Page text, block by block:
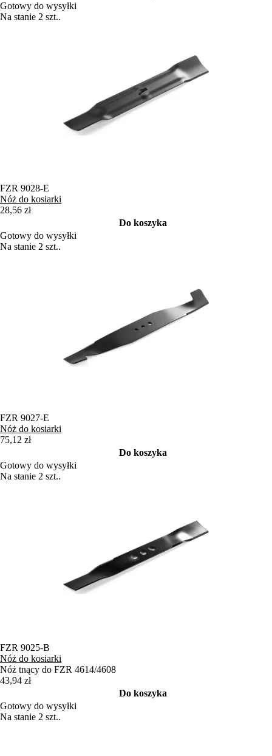
Gotowy do wysyłki
Na stanie 2 szt..
FZR 9028-E
Nóż do kosiarki
28,56 zł
Do koszyka
Gotowy do wysyłki
Na stanie 2 szt..
FZR 9027-E
Nóż do kosiarki
75,12 zł
Do koszyka
Gotowy do wysyłki
Na stanie 2 szt..
FZR 9025-B
Nóż do kosiarki
Nóż tnący do FZR 4614/4608
43,94 zł
Do koszyka
Gotowy do wysyłki
Na stanie 2 szt..